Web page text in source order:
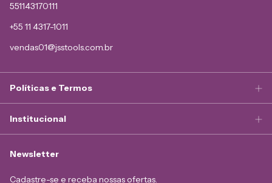
551143170111
+55 11 4317-1011
vendas01@jsstools.com.br
Políticas e Termos
Institucional
Newsletter
Cadastre-se e receba nossas ofertas.